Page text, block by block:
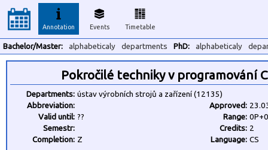
Annotation Events Timetable
Bachelor/Master: alphabeticaly departments PhD: alphabeticaly
Pokročilé techniky v programování
Departments: ústav výrobních strojů a zařízení (12135)
Abbreviation:
Approved:
Valid until: ?? Range:
Semestr:
Credits: 2
Completion: Z Language: CS